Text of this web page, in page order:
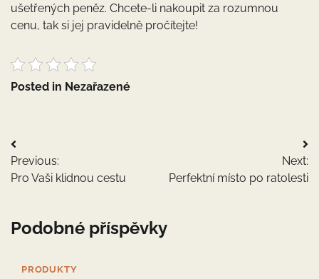
ušetřených peněz. Chcete-li nakoupit za rozumnou
cenu, tak si jej pravidelně pročítejte!
Posted in Nezařazené
Navigace
pro
Previous:
Pro Vaši klidnou cestu
Next:
Perfektní místo po ratolesti
Podobné příspěvky
PRODUKTY